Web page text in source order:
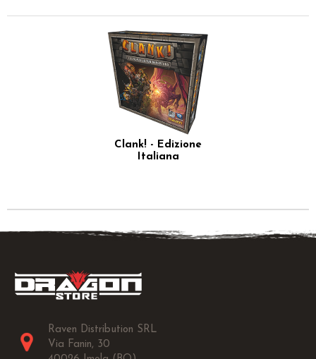
Clank! - Edizione
Italiana
Raven Distribution SRL
Via Fanin, 30